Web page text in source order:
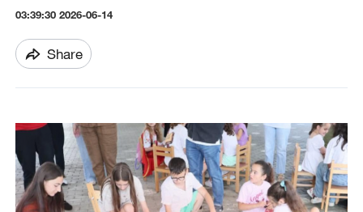
03:39:30 2026-06-14
Share